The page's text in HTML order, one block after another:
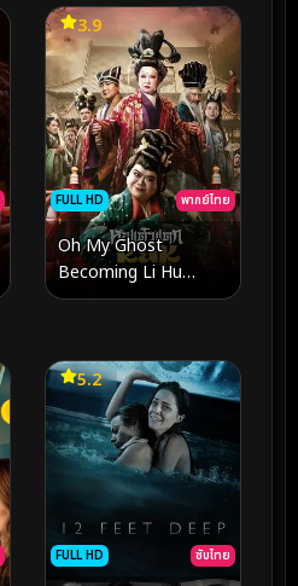
FULL HD พากย์ไทย
3.9
Oh My Ghost
Becoming Li Hu
(2025) หอแต๋วแตกแหก
FULL HD ซับไทย
5.2